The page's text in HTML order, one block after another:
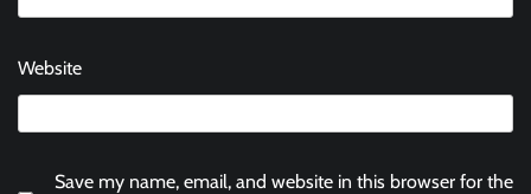
Website
Save my name, email, and website in this browser for the